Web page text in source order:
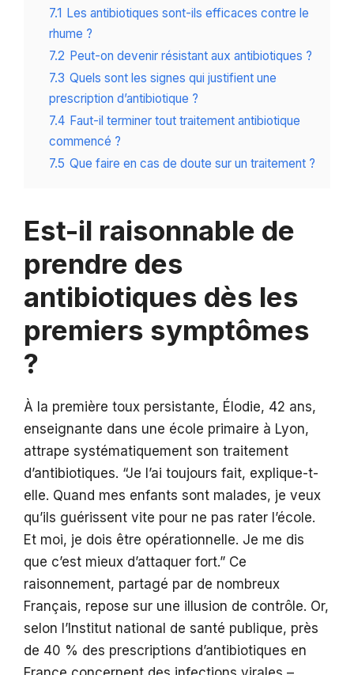
7.1 Les antibiotiques sont-ils efficaces contre le
rhume ?
7.2 Peut-on devenir résistant aux antibiotiques ?
7.3 Quels sont les signes qui justifient une
prescription d’antibiotique ?
7.4 Faut-il terminer tout traitement antibiotique
commencé ?
7.5 Que faire en cas de doute sur un traitement ?
Est-il raisonnable de
prendre des
antibiotiques dès les
premiers symptômes
?
À la première toux persistante, Élodie, 42 ans,
enseignante dans une école primaire à Lyon,
attrape systématiquement son traitement
d’antibiotiques. “Je l’ai toujours fait, explique-t-
elle. Quand mes enfants sont malades, je veux
qu’ils guérissent vite pour ne pas rater l’école.
Et moi, je dois être opérationnelle. Je me dis
que c’est mieux d’attaquer fort.” Ce
raisonnement, partagé par de nombreux
Français, repose sur une illusion de contrôle. Or,
selon l’Institut national de santé publique, près
de 40 % des prescriptions d’antibiotiques en